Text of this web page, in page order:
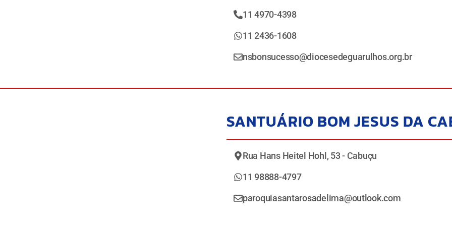
11 4970-4398
11 2436-1608
nsbonsucesso@diocesedeguarulhos.org.br
SANTUÁRIO BOM JESUS DA
Rua Hans Heitel Hohl, 53 - Cabuçu
11 98888-4797
paroquiasantarosadelima@outlook.com